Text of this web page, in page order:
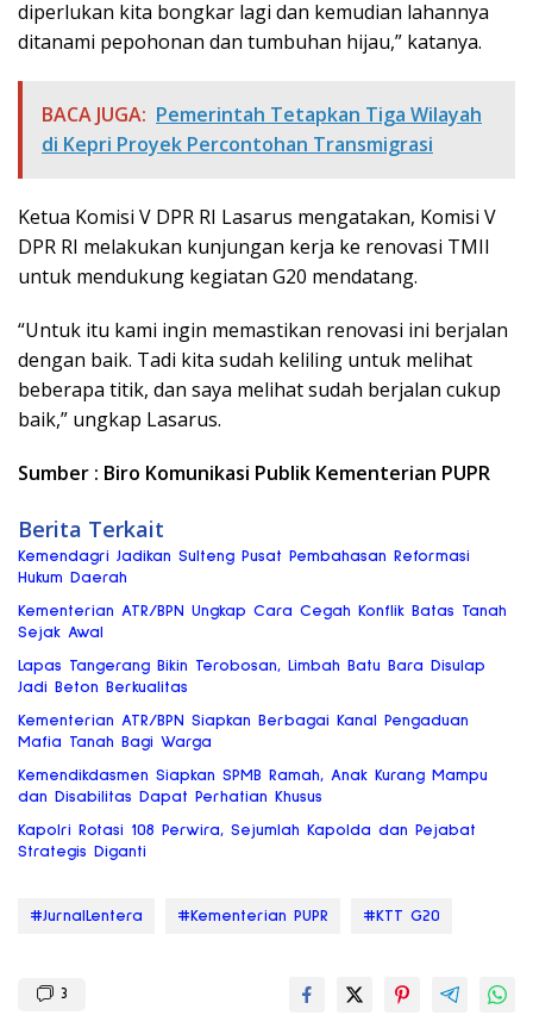
diperlukan kita bongkar lagi dan kemudian lahannya
ditanami pepohonan dan tumbuhan hijau,” katanya.
BACA JUGA: Pemerintah Tetapkan Tiga Wilayah
di Kepri Proyek Percontohan Transmigrasi
Ketua Komisi V DPR RI Lasarus mengatakan, Komisi V
DPR RI melakukan kunjungan kerja ke renovasi TMII
untuk mendukung kegiatan G20 mendatang.
“Untuk itu kami ingin memastikan renovasi ini berjalan
dengan baik. Tadi kita sudah keliling untuk melihat
beberapa titik, dan saya melihat sudah berjalan cukup
baik,” ungkap Lasarus.
Sumber : Biro Komunikasi Publik Kementerian PUPR
Berita Terkait
Kemendagri Jadikan Sulteng Pusat Pembahasan Reformasi
Hukum Daerah
Kementerian ATR/BPN Ungkap Cara Cegah Konflik Batas Tanah
Sejak Awal
Lapas Tangerang Bikin Terobosan, Limbah Batu Bara Disulap
Jadi Beton Berkualitas
Kementerian ATR/BPN Siapkan Berbagai Kanal Pengaduan
Mafia Tanah Bagi Warga
Kemendikdasmen Siapkan SPMB Ramah, Anak Kurang Mampu
dan Disabilitas Dapat Perhatian Khusus
Kapolri Rotasi 108 Perwira, Sejumlah Kapolda dan Pejabat
Strategis Diganti
#JurnalLentera #Kementerian PUPR #KTT G20
3